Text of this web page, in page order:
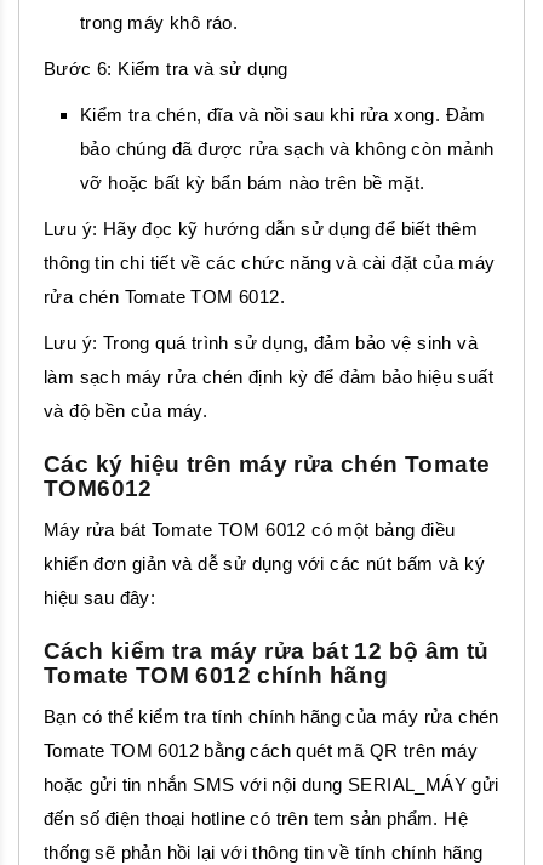
trong máy khô ráo.
Bước 6: Kiểm tra và sử dụng
Kiểm tra chén, đĩa và nồi sau khi rửa xong. Đảm
bảo chúng đã được rửa sạch và không còn mảnh
vỡ hoặc bất kỳ bẩn bám nào trên bề mặt.
Lưu ý: Hãy đọc kỹ hướng dẫn sử dụng để biết thêm
thông tin chi tiết về các chức năng và cài đặt của máy
rửa chén Tomate TOM 6012.
Lưu ý: Trong quá trình sử dụng, đảm bảo vệ sinh và
làm sạch máy rửa chén định kỳ để đảm bảo hiệu suất
và độ bền của máy.
Các ký hiệu trên máy rửa chén Tomate
TOM6012
Máy rửa bát Tomate TOM 6012 có một bảng điều
khiển đơn giản và dễ sử dụng với các nút bấm và ký
hiệu sau đây:
Cách kiểm tra máy rửa bát 12 bộ âm tủ
Tomate TOM 6012 chính hãng
Bạn có thể kiểm tra tính chính hãng của máy rửa chén
Tomate TOM 6012 bằng cách quét mã QR trên máy
hoặc gửi tin nhắn SMS với nội dung SERIAL_MÁY gửi
đến số điện thoại hotline có trên tem sản phẩm. Hệ
thống sẽ phản hồi lại với thông tin về tính chính hãng